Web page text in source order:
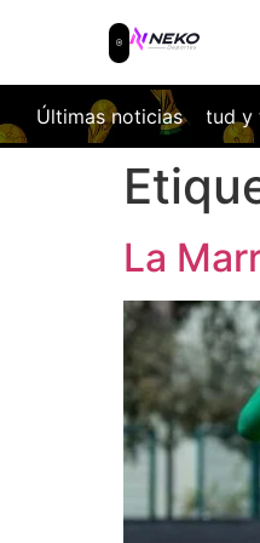
Últimas noticias
y talento para la
La